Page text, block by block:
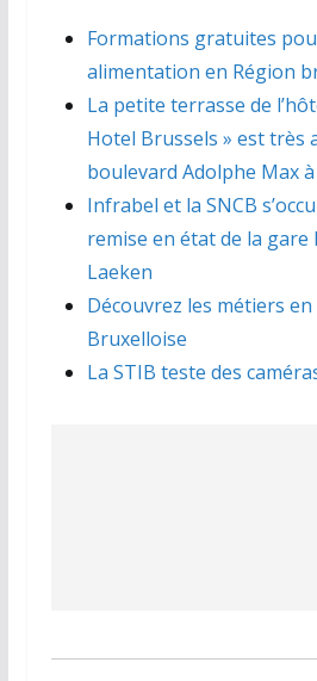
Formations gratuites
alimentation en Région
La petite terrasse de
Hotel Brussels » est très
boulevard Adolphe Max
Infrabel et la SNCB
remise en état de la gare
Laeken
Découvrez les métiers
Bruxelloise
La STIB teste des